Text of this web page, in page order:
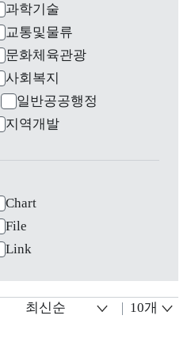
과학기술
교통및물류
문화체육관광
사회복지
일반공공행정
지역개발
Chart
File
Link